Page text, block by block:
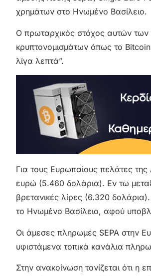
χρημάτων στο Ηνωμένο Βασίλειο.
Ο πρωταρχικός στόχος αυτών των
κρυπτονομισμάτων όπως το
λίγα λεπτά”.
Για τους Ευρωπαίους πελάτες
ευρώ (5.460 δολάρια). Εν τω
βρετανικές λίρες (6.320
το Ηνωμένο Βασίλειο, αφού
Οι άμεσες πληρωμές SEPA στην
υφιστάμενα τοπικά κανάλια
Στην ανακοίνωση τονίζεται ότι η